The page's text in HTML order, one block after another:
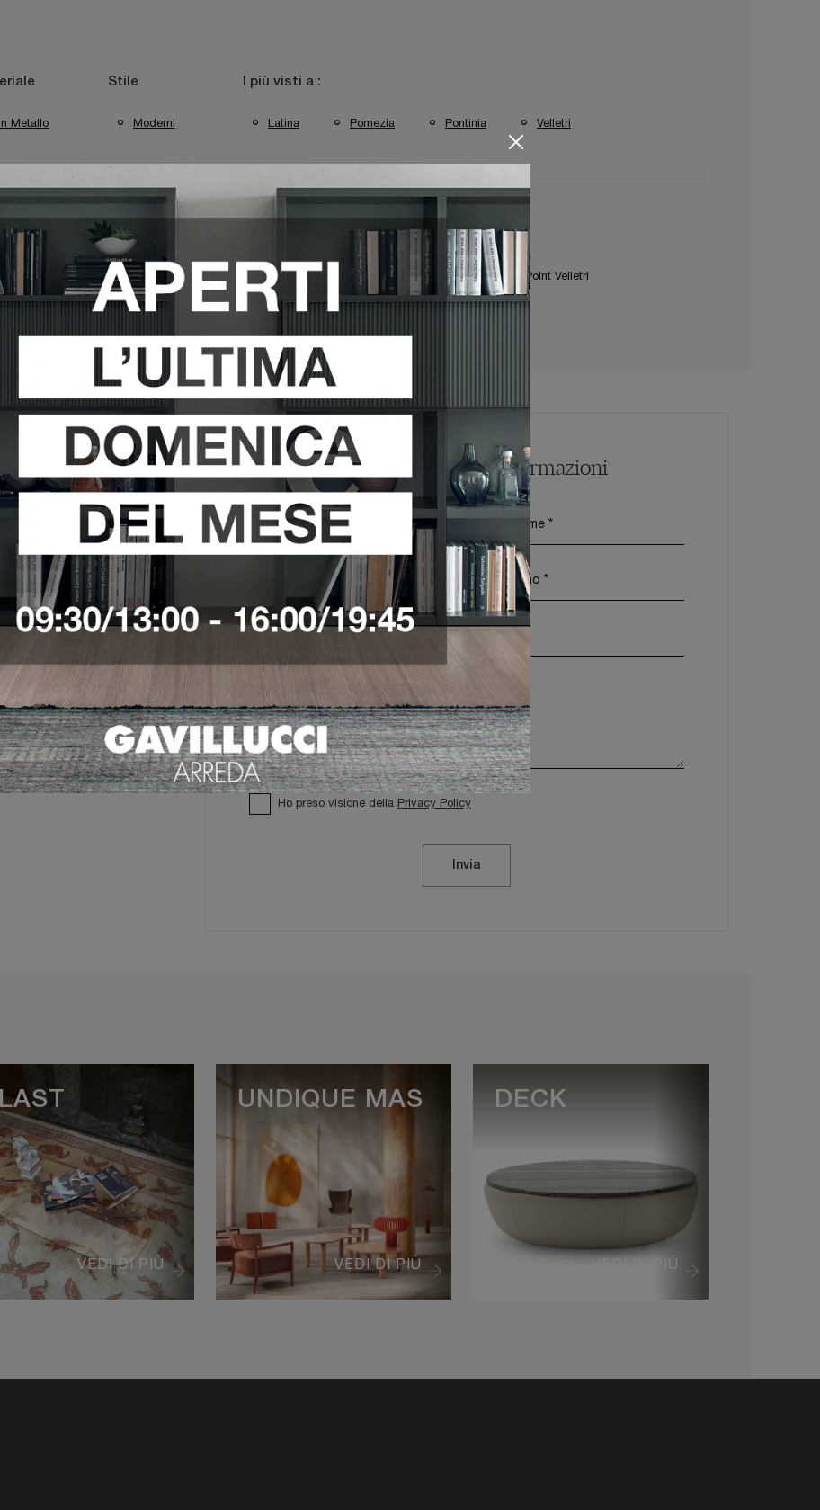
In Metallo
Stile
Moderni
I più visti a :
Latina Pomezia Pontinia Velletri
Target Point Pomezia Complementi Target Point Pontinia Complementi Target Point Velletri
Richiedi Maggiori Informazioni
Ho preso visione della Privacy Policy
Invia
VEDI DI PIÙ VEDI DI PIÙ
UNDIQUE MAS
VEDI DI PIÙ
DECK